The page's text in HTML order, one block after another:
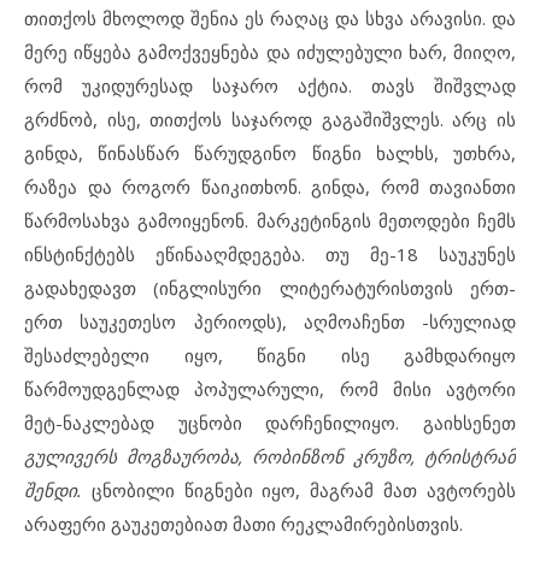
თითქოს მხოლოდ შენია ეს რაღაც და სხვა არავისი. და
მერე იწყება გამოქვეყნება და იძულებული ხარ, მიიღო,
რომ უკიდურესად საჯარო აქტია. თავს შიშვლად
გრძნობ, ისე, თითქოს საჯაროდ გაგაშიშვლეს. არც ის
გინდა, წინასწარ წარუდგინო წიგნი ხალხს, უთხრა,
რაზეა და როგორ წაიკითხონ. გინდა, რომ თავიანთი
წარმოსახვა გამოიყენონ. მარკეტინგის მეთოდები ჩემს
ინსტინქტებს ეწინააღმდეგება. თუ მე-18 საუკუნეს
გადახედავთ (ინგლისური ლიტერატურისთვის ერთ-
ერთ საუკეთესო პერიოდს), აღმოაჩენთ -სრულიად
შესაძლებელი იყო, წიგნი ისე გამხდარიყო
წარმოუდგენლად პოპულარული, რომ მისი ავტორი
მეტ-ნაკლებად უცნობი დარჩენილიყო. გაიხსენეთ
გულივერს მოგზაურობა, რობინზონ კრუზო, ტრისტრამ
შენდი. ცნობილი წიგნები იყო, მაგრამ მათ ავტორებს
არაფერი გაუკეთებიათ მათი რეკლამირებისთვის.